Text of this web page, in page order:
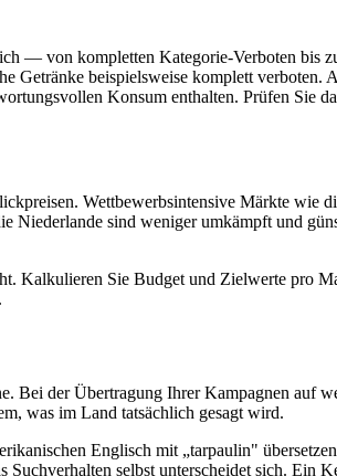
— von kompletten Kategorie-Verboten bis
Getränke beispielsweise komplett
Konsum enthalten. Prüfen Sie
Wettbewerbsintensive Märkte wie
sind weniger umkämpft und
Kalkulieren Sie Budget und Zielwerte pro
Bei der Übertragung Ihrer Kampagnen auf
was im Land tatsächlich gesagt wird.
Englisch mit „tarpaulin"
selbst unterscheidet sich.